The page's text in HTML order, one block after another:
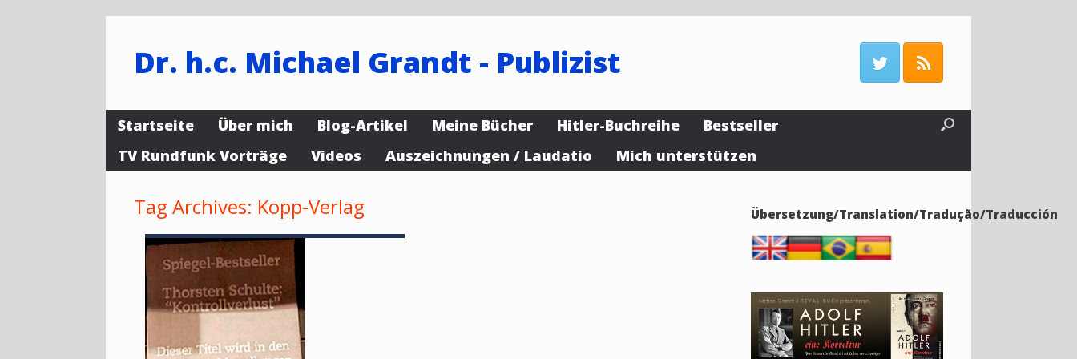
Dr. h.c. Michael Grandt - Publizist
Startseite Über mich Blog-Artikel Meine Bücher Hitler-Buchreihe
Bestseller
TV Rundfunk Vorträge
Videos Auszeichnungen / Laudatio Mich unterstützen
Tag Archives: Kopp-Verlag Übersetzung/Translation/Tradução/Traducción